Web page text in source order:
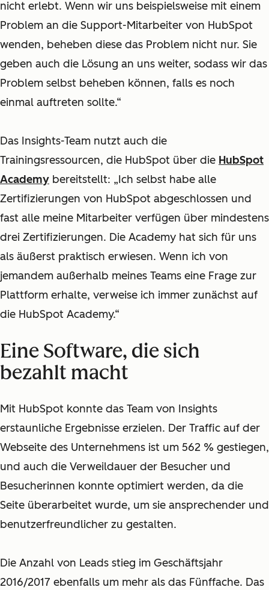
nicht erlebt. Wenn wir uns beispielsweise mit einem
Problem an die Support-Mitarbeiter von HubSpot
wenden, beheben diese das Problem nicht nur. Sie
geben auch die Lösung an uns weiter, sodass wir das
Problem selbst beheben können, falls es noch
einmal auftreten sollte.“
Das Insights-Team nutzt auch die
Trainingsressourcen, die HubSpot über die HubSpot
Academy bereitstellt: „Ich selbst habe alle
Zertifizierungen von HubSpot abgeschlossen und
fast alle meine Mitarbeiter verfügen über mindestens
drei Zertifizierungen. Die Academy hat sich für uns
als äußerst praktisch erwiesen. Wenn ich von
jemandem außerhalb meines Teams eine Frage zur
Plattform erhalte, verweise ich immer zunächst auf
die HubSpot Academy.“
Eine Software, die sich
bezahlt macht
Mit HubSpot konnte das Team von Insights
erstaunliche Ergebnisse erzielen. Der Traffic auf der
Webseite des Unternehmens ist um 562 % gestiegen,
und auch die Verweildauer der Besucher und
Besucherinnen konnte optimiert werden, da die
Seite überarbeitet wurde, um sie ansprechender und
benutzerfreundlicher zu gestalten.
Die Anzahl von Leads stieg im Geschäftsjahr
2016/2017 ebenfalls um mehr als das Fünffache. Das